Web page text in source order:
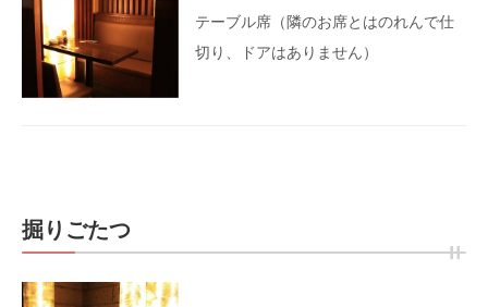
テーブル席（隣のお席とはのれんで仕
切り、ドアはありません）
掘りごたつ